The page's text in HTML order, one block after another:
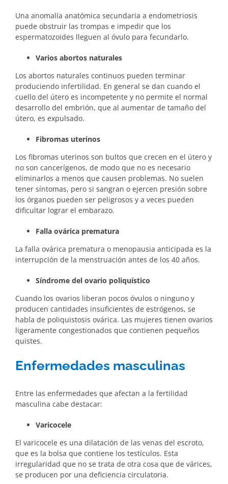
Una anomalía anatómica secundaria a endometriosis
puede obstruir las trompas e impedir que los
espermatozoides lleguen al óvulo para fecundarlo.
Varios abortos naturales
Los abortos naturales continuos pueden terminar
produciendo infertilidad. En general se dan cuando el
cuello del útero es incompetente y no permite el normal
desarrollo del embrión, que al aumentar de tamaño del
útero, es expulsado.
Fibromas uterinos
Los fibromas uterinos son bultos que crecen en el útero y
no son cancerígenos, de modo que no es necesario
eliminarlos a menos que causen problemas. No suelen
tener síntomas, pero si sangran o ejercen presión sobre
los órganos pueden ser peligrosos y a veces pueden
dificultar lograr el embarazo.
Falla ovárica prematura
La falla ovárica prematura o menopausia anticipada es la
interrupción de la menstruación antes de los 40 años.
Síndrome del ovario poliquístico
Cuando los ovarios liberan pocos óvulos o ninguno y
producen cantidades insuficientes de estrógenos, se
habla de poliquistosis ovárica. Las mujeres tienen ovarios
ligeramente congestionados que contienen pequeños
quistes.
Enfermedades masculinas
Entre las enfermedades que afectan a la fertilidad
masculina cabe destacar:
Varicocele
El varicocele es una dilatación de las venas del escroto,
que es la bolsa que contiene los testículos. Esta
irregularidad que no se trata de otra cosa que de várices,
se producen por una deficiencia circulatoria.